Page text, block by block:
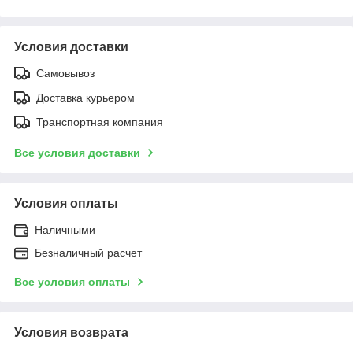
Условия доставки
Самовывоз
Доставка курьером
Транспортная компания
Все условия доставки
Условия оплаты
Наличными
Безналичный расчет
Все условия оплаты
Условия возврата